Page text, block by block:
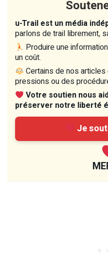
u-Trail est un média
parlons de trail librement,
Produire une
un coût.
Certains de nos
pressions ou des
Votre soutien nous
préserver notre liberté
Je